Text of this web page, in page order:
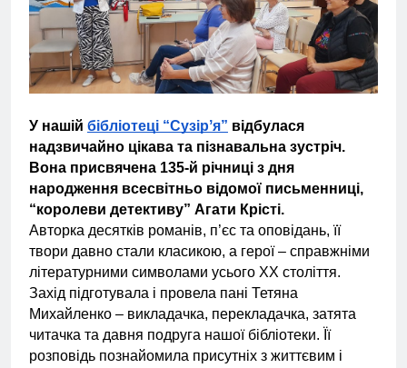
У нашій бібліотеці “Сузірʼя” відбулася
надзвичайно цікава та пізнавальна зустріч.
Вона присвячена 135-й річниці з дня
народження всесвітньо відомої письменниці,
“королеви детективу” Агати Крісті.
Авторка десятків романів, п’єс та оповідань, її
твори давно стали класикою, а герої – справжніми
літературними символами усього ХХ століття.
Захід підготувала і провела пані Тетяна
Михайленко – викладачка, перекладачка, затята
читачка та давня подруга нашої бібліотеки. Її
розповідь познайомила присутніх з життєвим і